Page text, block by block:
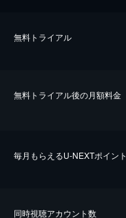
無料トライアル
無料トライアル後の⽉額料金
毎⽉もらえるU-NEXTポイント
同時視聴アカウント数